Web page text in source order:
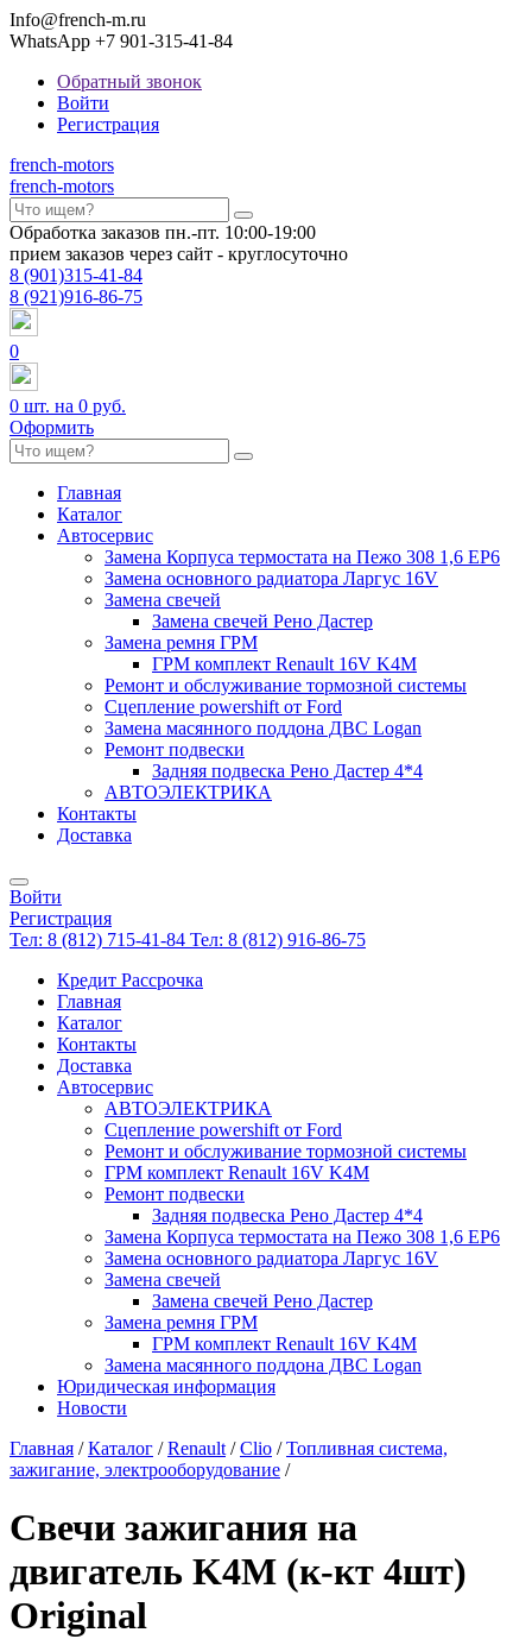
Info@french-m.ru
WhatsApp +7 901-315-41-84
Обратный звонок
Войти
Регистрация
french-motors
french-motors
Обработка заказов пн.-пт. 10:00-19:00
прием заказов через сайт - круглосуточно
8 (901)315-41-84
8 (921)916-86-75
0
0 шт. на 0 руб.
Оформить
Главная
Каталог
Автосервис
Замена Корпуса термостата на Пежо 308 1,6 EP6
Замена основного радиатора Ларгус 16V
Замена свечей
Замена свечей Рено Дастер
Замена ремня ГРМ
ГРМ комплект Renault 16V K4M
Ремонт и обслуживание тормозной системы
Сцепление powershift от Ford
Замена масянного поддона ДВС Logan
Ремонт подвески
Задняя подвеска Рено Дастер 4*4
АВТОЭЛЕКТРИКА
Контакты
Доставка
Войти
Регистрация
Тел: 8 (812) 715-41-84 Тел: 8 (812) 916-86-75
Кредит Рассрочка
Главная
Каталог
Контакты
Доставка
Автосервис
АВТОЭЛЕКТРИКА
Сцепление powershift от Ford
Ремонт и обслуживание тормозной системы
ГРМ комплект Renault 16V K4M
Ремонт подвески
Задняя подвеска Рено Дастер 4*4
Замена Корпуса термостата на Пежо 308 1,6 EP6
Замена основного радиатора Ларгус 16V
Замена свечей
Замена свечей Рено Дастер
Замена ремня ГРМ
ГРМ комплект Renault 16V K4M
Замена масянного поддона ДВС Logan
Юридическая информация
Новости
Главная / Каталог / Renault / Clio / Топливная система,
зажигание, электрооборудование /
Свечи зажигания на
двигатель K4M (к-кт 4шт)
Original